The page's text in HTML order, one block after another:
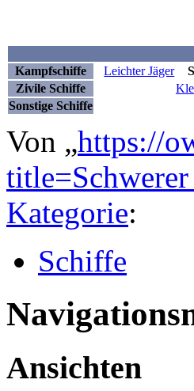
Kampfschiffe
Leichter Jäger
Zivile Schiffe
Sonstige Schiffe
Von „https://
Kategorie:
Schiffe
Ansichten